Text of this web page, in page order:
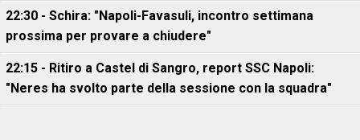
22:30 - Schira: "Napoli-Favasuli, incontro settimana
prossima per provare a chiudere"
22:15 - Ritiro a Castel di Sangro, report SSC Napoli:
"Neres ha svolto parte della sessione con la squadra"